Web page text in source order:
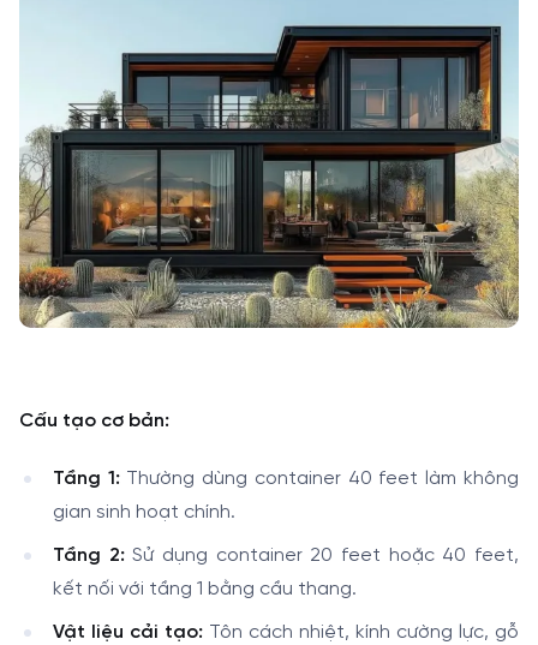
Cấu tạo cơ bản:
Tầng 1: Thường dùng container 40 feet làm không
gian sinh hoạt chính.
Tầng 2:Sử dụng container 20 feet hoặc 40 feet,
kết nối với tầng 1 bằng cầu thang.
Vật liệu cải tạo:Tôn cách nhiệt, kính cường lực, gỗ